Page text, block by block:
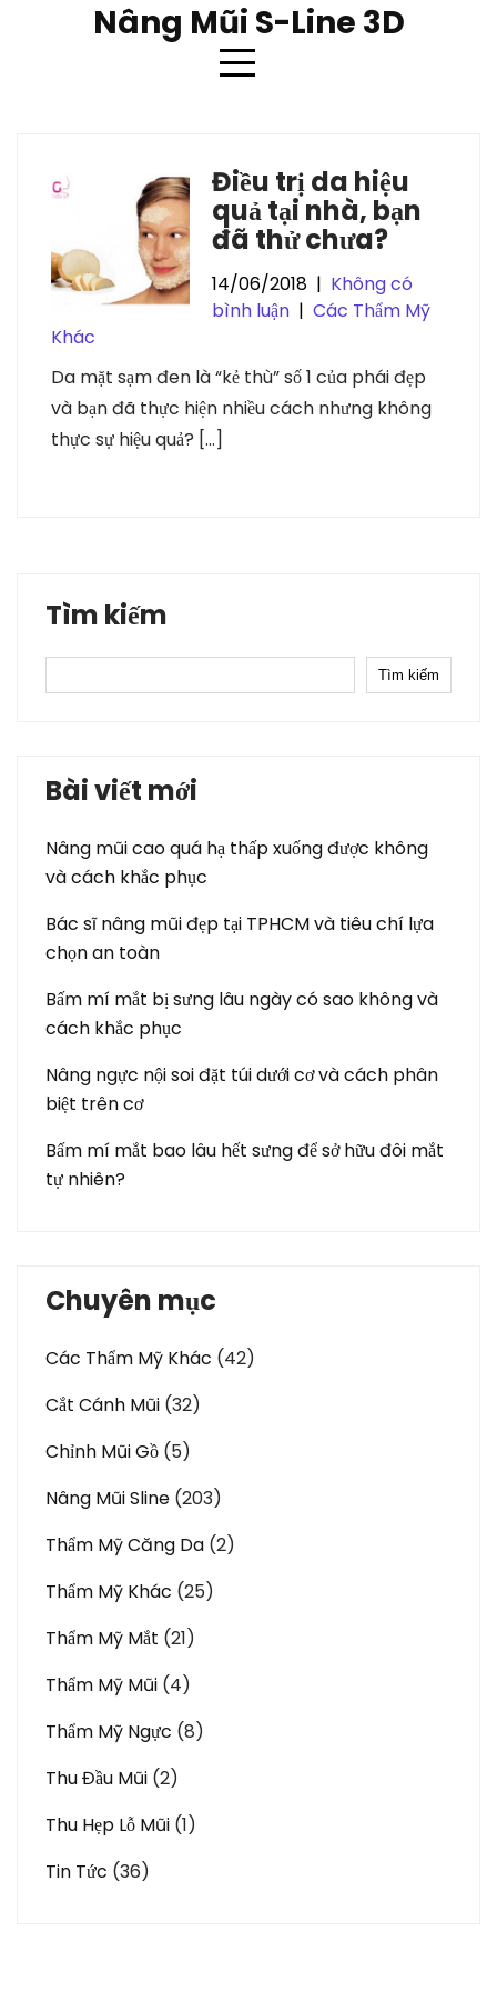
Nâng Mũi S-Line 3D
Thẻ: điều trị daĐiều trị da hiệu
quả tại nhà, bạn
đã thử chưa?
14/06/2018 | Không có
bình luận | Các Thẩm Mỹ
Khác
Da mặt sạm đen là “kẻ thù” số 1 của phái đẹp
và bạn đã thực hiện nhiều cách nhưng không
thực sự hiệu quả? […]
Tìm kiếm
Tìm kiếm
Bài viết mới
Nâng mũi cao quá hạ thấp xuống được không
và cách khắc phục
Bác sĩ nâng mũi đẹp tại TPHCM và tiêu chí lựa
chọn an toàn
Bấm mí mắt bị sưng lâu ngày có sao không và
cách khắc phục
Nâng ngực nội soi đặt túi dưới cơ và cách phân
biệt trên cơ
Bấm mí mắt bao lâu hết sưng để sở hữu đôi mắt
tự nhiên?
Chuyên mục
Các Thẩm Mỹ Khác (42)
Cắt Cánh Mũi (32)
Chỉnh Mũi Gồ (5)
Nâng Mũi Sline (203)
Thẩm Mỹ Căng Da (2)
Thẩm Mỹ Khác (25)
Thẩm Mỹ Mắt (21)
Thẩm Mỹ Mũi (4)
Thẩm Mỹ Ngực (8)
Thu Đầu Mũi (2)
Thu Hẹp Lỗ Mũi (1)
Tin Tức (36)